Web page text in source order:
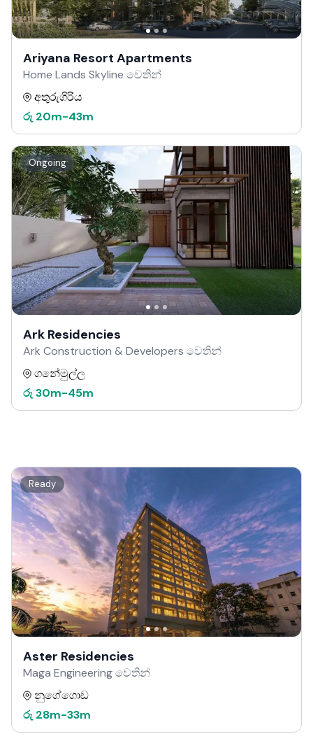
Ariyana Resort Apartments
Home Lands Skyline වෙතින්
අතුරුගිරිය
රු 20m-43m
Ongoing
Ark Residencies
Ark Construction & Developers වෙතින්
ගනේමුල්ල
රු 30m-45m
Ready
Aster Residencies
Maga Engineering වෙතින්
නුගේගොඩ
රු 28m-33m